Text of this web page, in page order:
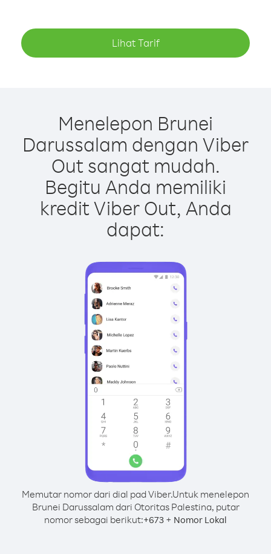
Lihat Tarif
Menelepon Brunei
Darussalam dengan Viber
Out sangat mudah.
Begitu Anda memiliki
kredit Viber Out, Anda
dapat:
Memutar nomor dari dial pad Viber.Untuk menelepon
Brunei Darussalam dari Otoritas Palestina, putar
nomor sebagai berikut:+673 + Nomor Lokal